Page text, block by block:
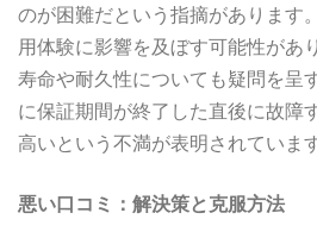
のが困難だという指摘があります
用体験に影響を及ぼす可能性があ
寿命や耐久性についても疑問を呈
に保証期間が終了した直後に故障
高いという不満が表明されています
悪い口コミ：解決策と克服方法